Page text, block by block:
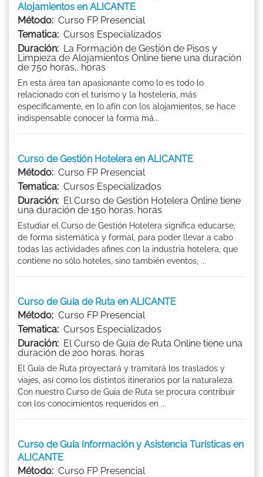
Alojamientos en ALICANTE
Método: Curso FP Presencial
Tematica: Cursos Especializados
Duración: La Formación de Gestión de Pisos y
Limpieza de Alojamientos Online tiene una duración
de 750 horas,. horas
En esta área tan apasionante como lo es todo lo
relacionado con el turismo y la hostelería, más
específicamente, en lo afín con los alojamientos, se hace
indispensable conocer la forma má...
Curso de Gestión Hotelera en ALICANTE
Método: Curso FP Presencial
Tematica: Cursos Especializados
Duración: El Curso de Gestión Hotelera Online tiene
una duración de 150 horas. horas
Estudiar el Curso de Gestión Hotelera significa educarse,
de forma sistemática y formal, para poder llevar a cabo
todas las actividades afines con la industria hotelera, que
contiene no sólo hoteles, sino también eventos, ...
Curso de Guía de Ruta en ALICANTE
Método: Curso FP Presencial
Tematica: Cursos Especializados
Duración: El Curso de Guía de Ruta Online tiene una
duración de 200 horas. horas
El Guía de Ruta proyectará y tramitará los traslados y
viajes, así como los distintos itinerarios por la naturaleza.
Con nuestro Curso de Guía de Ruta se procura contribuir
con los conocimientos requeridos en ...
Curso de Guía Información y Asistencia Turísticas en
ALICANTE
Método: Curso FP Presencial